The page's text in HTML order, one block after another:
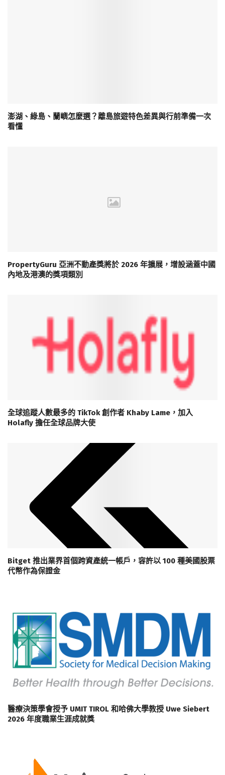
澎湖、綠島、蘭嶼怎麼選？離島旅遊特色差異與行前準備一次
看懂
PropertyGuru 亞洲不動產獎將於 2026 年擴展，增設涵蓋中國
內地及港澳的獎項類別
全球追蹤人數最多的 TikTok 創作者 Khaby Lame，加入
Holafly 擔任全球品牌大使
Bitget 推出業界首個跨資產統一帳戶，容許以 100 種美國股票
代幣作為保證金
醫療決策學會授予 UMIT TIROL 和哈佛大學教授 Uwe Siebert
2026 年度職業生涯成就獎